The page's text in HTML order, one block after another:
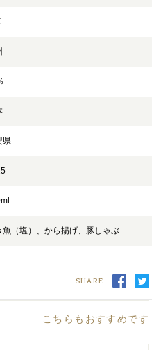
県
魚（塩）、から揚げ、豚しゃぶ
SHARE
こちらもおすすめです